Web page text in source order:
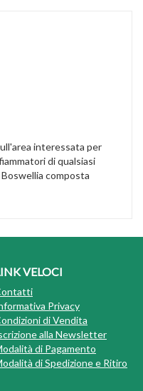
interessata per
di qualsiasi
composta
VELOCI
Privacy
di Vendita
alla Newsletter
di Pagamento
di Spedizione e Ritiro